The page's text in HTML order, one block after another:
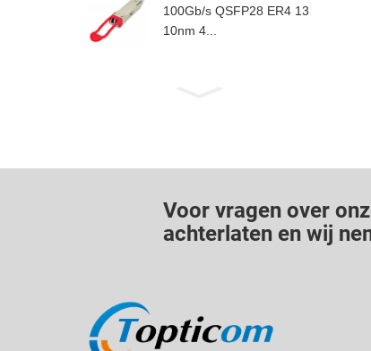
100Gb/s QSFP28 ER4 13
10nm 4...
Voor vragen over
achterlaten en wij